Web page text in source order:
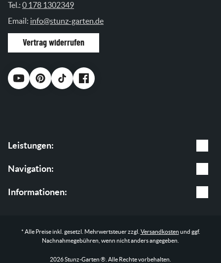
Tel.: 0 178 1302349
Email: info@stunz-garten.de
Vertrag widerrufen
Leistungen:
Gartenpflege
Baumpflege
Navigation:
Leistungen
Informationen:
Impressum
Datenschutz
* Alle Preise inkl. gesetzl. Mehrwertsteuer zzgl. Versandkosten und ggf.
Nachnahmegebühren, wenn nicht anders angegeben.
2026 Stunz-Garten ®. Alle Rechte vorbehalten.